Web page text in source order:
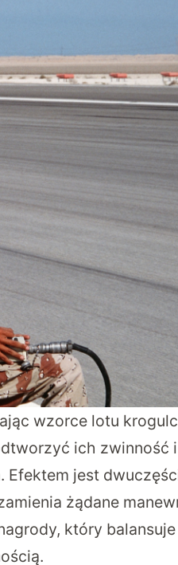
wzorce lotu
ich zwinność i
Efektem jest
żądane
który balansuje